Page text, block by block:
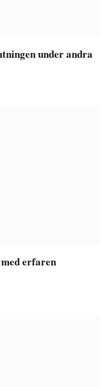
under andra
erfaren